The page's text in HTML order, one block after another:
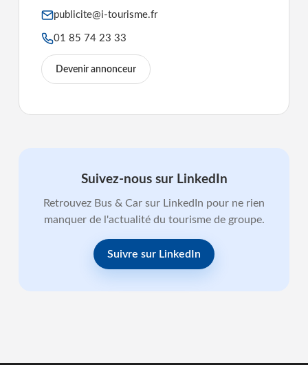
publicite@i-tourisme.fr
01 85 74 23 33
Devenir annonceur
Suivez-nous sur LinkedIn
Retrouvez Bus & Car sur LinkedIn pour ne rien
manquer de l'actualité du tourisme de groupe.
Suivre sur LinkedIn